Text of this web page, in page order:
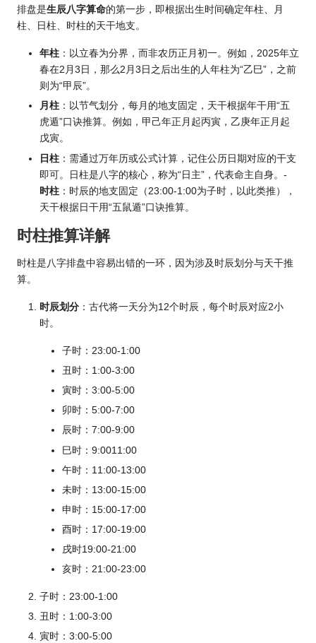
排盘是生辰八字算命的第一步，即根据出生时间确定年柱、月
柱、日柱、时柱的天干地支。
年柱 ：以立春为分界，而非农历正 月初一。例如，2025年立
春在2月3日，那么2月3日之后出生的人年柱为“乙巳”，之前
则为“甲辰”。
月柱 ：以节气划分，每月的地支固定，天干根据年干用“五
虎遁”口诀推算。例如，甲己年正月起丙寅，乙庚年正月起
戊寅。
日柱 ：需通过万年历或公式计算，记住公历日期对应的干支
即可。日柱是八字的核心，称为“日主”，代表命主自身。-
时柱 ：时辰的地支固定（23:00-1:00为子时，以此类推），
天干根据日干用“五鼠遁”口诀推算。
时柱推算详解
时柱是八字排盘中容易出错的一环，因为涉及时辰划分与天干推
算。
时辰划分 ：古代将一天分为12个时辰，每个时辰对应2小
时。
子时：23:00-1:00
丑时：1:00-3:00
寅时：3:00-5:00
卯时：5:00-7:00
辰时：7:00-9:00
巳时：9:0011:00
午时：11:00-13:00
未时：13:00-15:00
申时：15:00-17:00
酉时：17:00-19:00
戌时19:00-21:00
亥时：21:00-23:00
子时：23:00-1:00
丑时：1:00-3:00
寅时：3:00-5:00